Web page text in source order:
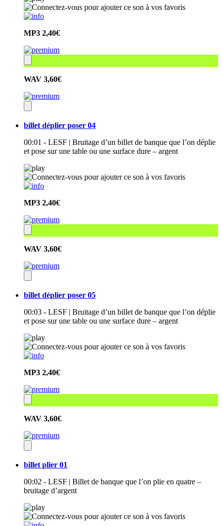
MP3 2,40€
WAV 3,60€
billet déplier poser 04
00:01 - LESF | Bruitage d’un billet de banque que l’on déplie
et pose sur une table ou une surface dure – argent
MP3 2,40€
WAV 3,60€
billet déplier poser 05
00:03 - LESF | Bruitage d’un billet de banque que l’on déplie
et pose sur une table ou une surface dure – argent
MP3 2,40€
WAV 3,60€
billet plier 01
00:02 - LESF | Billet de banque que l’on plie en quatre –
bruitage d’argent